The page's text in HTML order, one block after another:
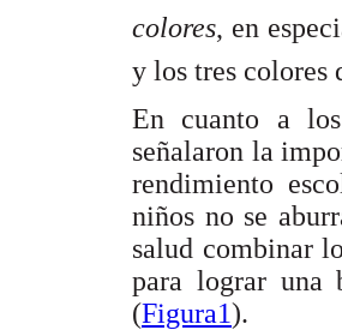
colores, en
y los tres colores
En cuanto a los
señalaron la
rendimiento
niños no se
salud combinar
para lograr una
(Figura1).